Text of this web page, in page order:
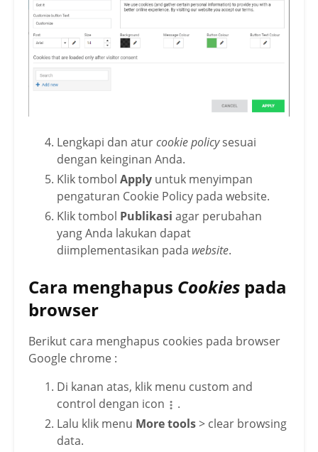
Lengkapi dan aturcookie policysesuai
dengan keinginan Anda.
Klik tombol Apply untuk menyimpan
pengaturan Cookie Policy pada website.
Klik tombol Publikasi agar perubahan
yang Anda lakukan dapat
diimplementasikan pada website.
Cara menghapus Cookies pada
browser
Berikut cara menghapus cookies pada browser
Google chrome :
Di kanan atas, klik menu custom and
control dengan icon
.
Lalu klik menu More tools> clear browsing
data.